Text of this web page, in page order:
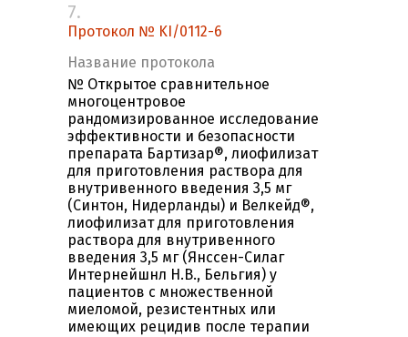
7.
Протокол № KI/0112-6
Название протокола
№ Открытое сравнительное
многоцентровое
рандомизированное исследование
эффективности и безопасности
препарата Бартизар®, лиофилизат
для приготовления раствора для
внутривенного введения 3,5 мг
(Синтон, Нидерланды) и Велкейд®,
лиофилизат для приготовления
раствора для внутривенного
введения 3,5 мг (Янссен-Силаг
Интернейшнл Н.В., Бельгия) у
пациентов с множественной
миеломой, резистентных или
имеющих рецидив после терапии